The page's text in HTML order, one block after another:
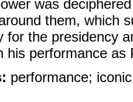
was
them, which
for the presidency
his performance
performance;